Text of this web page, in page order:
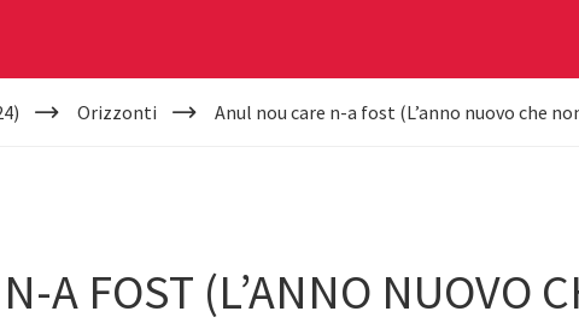
Orizzonti Anul nou care n-a fost (L’anno nuovo che
A FOST (L’ANNO NUOVO